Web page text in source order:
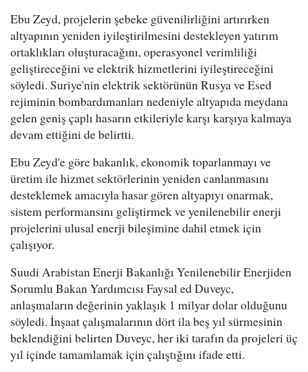
Ebu Zeyd, projelerin şebeke güvenilirliğini artırırken
altyapının yeniden iyileştirilmesini destekleyen yatırım
ortaklıkları oluşturacağını, operasyonel verimliliği
geliştireceğini ve elektrik hizmetlerini iyileştireceğini
söyledi. Suriye'nin elektrik sektörünün Rusya ve Esed
rejiminin bombardımanları nedeniyle altyapıda meydana
gelen geniş çaplı hasarın etkileriyle karşı karşıya kalmaya
devam ettiğini de belirtti.
Ebu Zeyd'e göre bakanlık, ekonomik toparlanmayı ve
üretim ile hizmet sektörlerinin yeniden canlanmasını
desteklemek amacıyla hasar gören altyapıyı onarmak,
sistem performansını geliştirmek ve yenilenebilir enerji
projelerini ulusal enerji bileşimine dahil etmek için
çalışıyor.
Suudi Arabistan Enerji Bakanlığı Yenilenebilir Enerjiden
Sorumlu Bakan Yardımcısı Faysal ed Duveyc,
anlaşmaların değerinin yaklaşık 1 milyar dolar olduğunu
söyledi. İnşaat çalışmalarının dört ila beş yıl sürmesinin
beklendiğini belirten Duveyc, her iki tarafın da projeleri üç
yıl içinde tamamlamak için çalıştığını ifade etti.